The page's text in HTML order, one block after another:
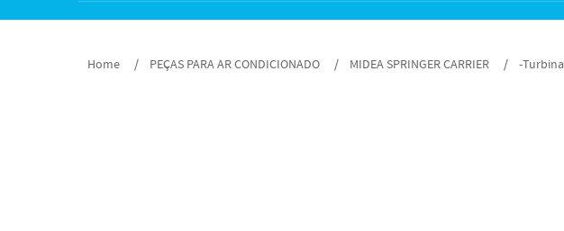
Home PEÇAS PARA AR CONDICIONADO MIDEA SPRINGER CARRIER -